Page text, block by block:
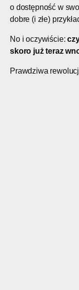
o dostępność w
dobre (i złe)
No i oczywiście:
skoro już teraz
Prawdziwa